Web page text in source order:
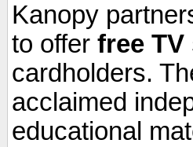
Kanopy
to offer free
cardholders.
acclaimed
educational